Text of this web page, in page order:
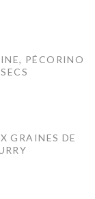
PÉCORINO
GRAINES DE